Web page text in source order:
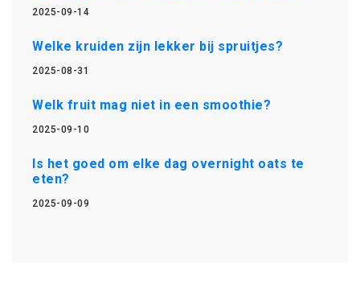
2025-09-14
Welke kruiden zijn lekker bij spruitjes?
2025-08-31
Welk fruit mag niet in een smoothie?
2025-09-10
Is het goed om elke dag overnight oats te
eten?
2025-09-09